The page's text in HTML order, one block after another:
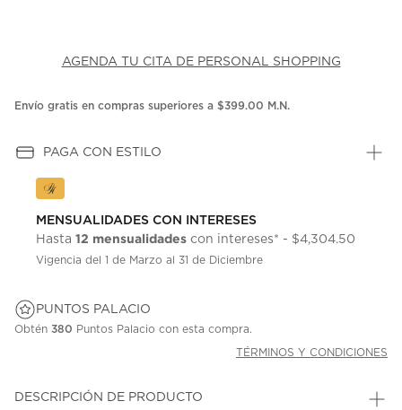
misma
AGENDA TU CITA DE PERSONAL SHOPPING
Envío gratis en compras superiores a $399.00 M.N.
PAGA CON ESTILO
MENSUALIDADES CON INTERESES
Hasta 12 mensualidades con intereses* - $4,304.50
Vigencia del 1 de Marzo al 31 de Diciembre
PUNTOS PALACIO
Obtén 380 Puntos Palacio con esta compra.
TÉRMINOS Y CONDICIONES
DESCRIPCIÓN DE PRODUCTO